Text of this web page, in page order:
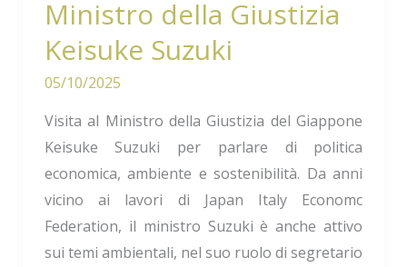
Ministro della Giustizia
Keisuke Suzuki
05/10/2025
Visita al Ministro della Giustizia del Giappone
Keisuke Suzuki per parlare di politica
economica, ambiente e sostenibilità. Da anni
vicino ai lavori di Japan Italy Economc
Federation, il ministro Suzuki è anche attivo
sui temi ambientali, nel suo ruolo di segretario